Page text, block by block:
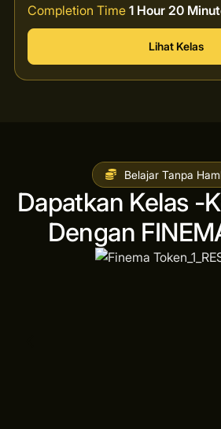
Completion Time 1 Hour 20
Lihat Kelas
Belajar Tanpa
Dapatkan Kelas -
Dengan